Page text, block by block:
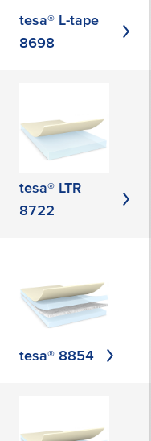
tesa® L-tape
8698
tesa® LTR
8722
tesa® 8854